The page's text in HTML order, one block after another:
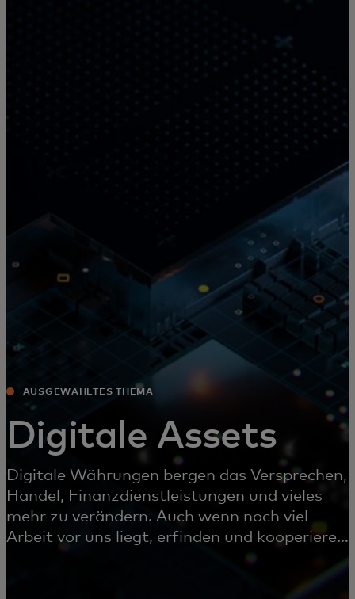
AUSGEWÄHLTES THEMA
Digitale Assets
Digitale Währungen bergen das Versprechen,
Handel, Finanzdienstleistungen und vieles
mehr zu verändern. Auch wenn noch viel
Arbeit vor uns liegt, erfinden und kooperieren
wir schon jetzt, um diese Zukunft zu